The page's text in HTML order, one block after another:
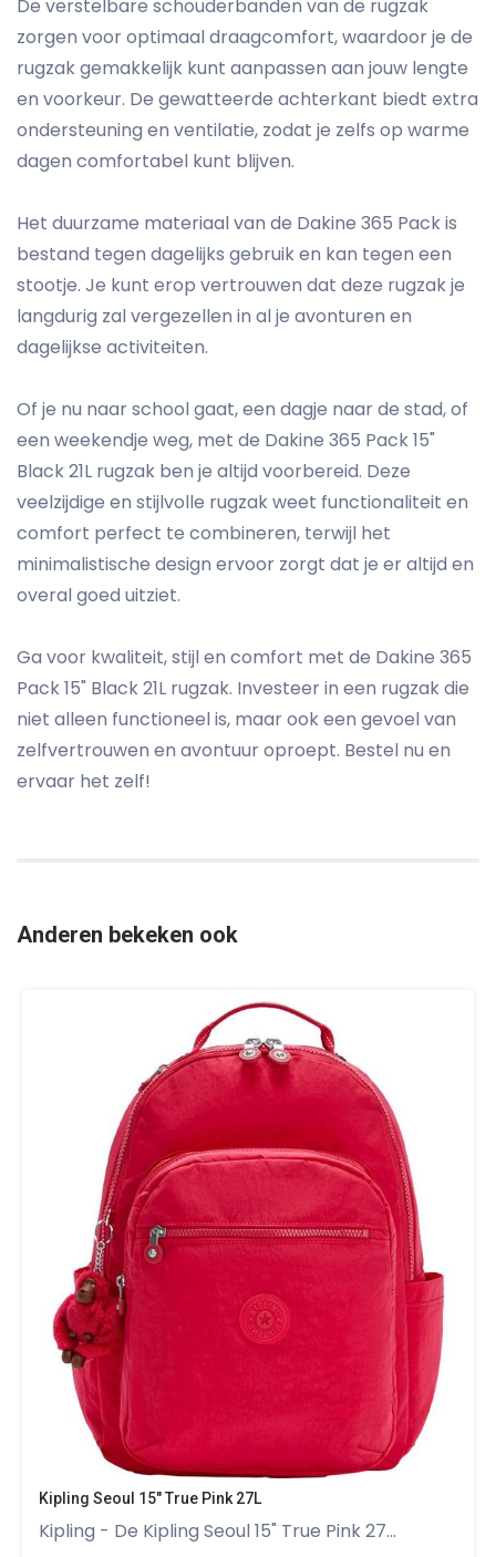
De verstelbare schouderbanden van de rugzak
zorgen voor optimaal draagcomfort, waardoor je de
rugzak gemakkelijk kunt aanpassen aan jouw lengte
en voorkeur. De gewatteerde achterkant biedt extra
ondersteuning en ventilatie, zodat je zelfs op warme
dagen comfortabel kunt blijven.
Het duurzame materiaal van de Dakine 365 Pack is
bestand tegen dagelijks gebruik en kan tegen een
stootje. Je kunt erop vertrouwen dat deze rugzak je
langdurig zal vergezellen in al je avonturen en
dagelijkse activiteiten.
Of je nu naar school gaat, een dagje naar de stad, of
een weekendje weg, met de Dakine 365 Pack 15"
Black 21L rugzak ben je altijd voorbereid. Deze
veelzijdige en stijlvolle rugzak weet functionaliteit en
comfort perfect te combineren, terwijl het
minimalistische design ervoor zorgt dat je er altijd en
overal goed uitziet.
Ga voor kwaliteit, stijl en comfort met de Dakine 365
Pack 15" Black 21L rugzak. Investeer in een rugzak die
niet alleen functioneel is, maar ook een gevoel van
zelfvertrouwen en avontuur oproept. Bestel nu en
ervaar het zelf!
Anderen bekeken ook
Kipling Seoul 15" True Pink 27L
Kipling - De Kipling Seoul 15" True Pink 27...